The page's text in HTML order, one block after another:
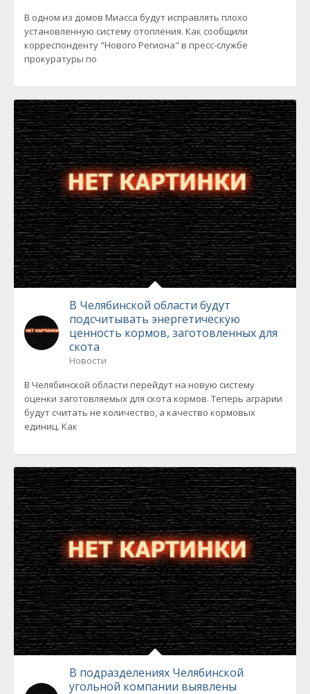
В одном из домов Миасса будут исправлять плохо
установленную систему отопления. Как сообщили
корреспонденту "Нового Региона" в пресс-службе
прокуратуры по
В Челябинской области будут
подсчитывать энергетическую
ценность кормов, заготовленных для
скота
Новости
В Челябинской области перейдут на новую систему
оценки заготовляемых для скота кормов. Теперь аграрии
будут считать не количество, а качество кормовых
единиц. Как
В подразделениях Челябинской
угольной компании выявлены